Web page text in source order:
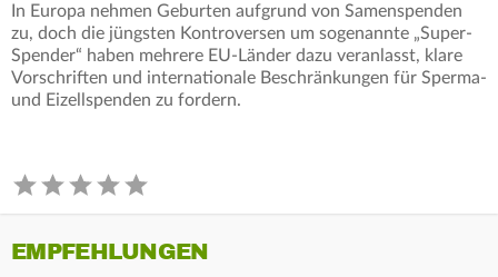
In Europa nehmen Geburten aufgrund von Samenspenden
zu, doch die jüngsten Kontroversen um sogenannte „Super-
Spender“ haben mehrere EU-Länder dazu veranlasst, klare
Vorschriften und internationale Beschränkungen für Sperma-
und Eizellspenden zu fordern.
EMPFEHLUNGEN